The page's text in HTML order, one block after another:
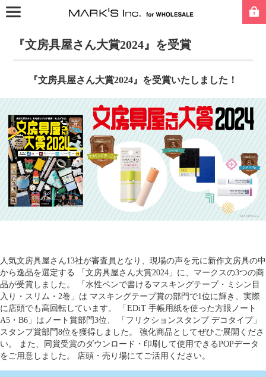
『文房具屋さん大賞2024』を受賞
『文房具屋さん大賞2024』を受賞いたしました！
人気文房具屋さん13社が審査員となり、現場の声を元に新作文房具の中
から逸品を選定する
「文房具屋さん大賞2024」に、マークスの3つの商
品が受賞しました。
「水性ペンで書けるマスキングテープ・ミシン目
入り・スリム・2巻」は マスキングテープ賞の部門で1位に輝き、実際
に店頭でも高回転しています。
「EDiT 手帳用紙を使った方眼ノート
A5・B6」はノート賞部門3位、
「フリクションスタンプ デコタイプ」
スタンプ賞部門8位を獲得しました。
強化商品としてぜひご展開くださ
い。
また、同賞受賞のダウンロード・印刷して使用できるPOPデータ
をご用意しました。
店頭・売り場にてご活用ください。